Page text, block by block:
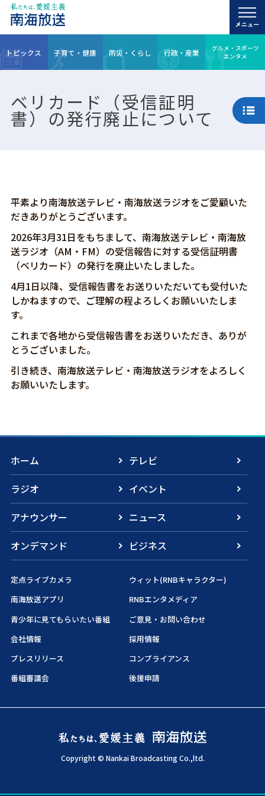
トピックス 子育て・健康 防災・くらし 行政・産業
グルメ・スポーツ
エンタメ
ベリカード（受信証明
書）の発行廃止について
平素より南海放送テレビ・南海放送ラジオをご愛顧いた
だきありがとうございます。
2026年3月31日をもちまして、南海放送テレビ・南海放
送ラジオ（AM・FM）の受信報告に対する受信証明書
（ベリカード）の発行を廃止いたしました。
4月1日以降、受信報告書をお送りいただいても受付いた
しかねますので、ご理解の程よろしくお願いいたしま
す。
これまで各地から受信報告書をお送りいただき、ありが
とうございました。
引き続き、南海放送テレビ・南海放送ラジオをよろしく
お願いいたします。
ホーム
テレビ
ラジオ
イベント
アナウンサー
ニュース
オンデマンド
ビジネス
定点ライブカメラ
ウィット(RNBキャラクター)
南海放送アプリ
RNBエンタメディア
青少年に見てもらいたい番組
ご意見・お問い合わせ
会社情報
採用情報
プレスリリース
コンプライアンス
番組審議会
後援申請
Copyright © Nankai Broadcasting Co.,ltd.